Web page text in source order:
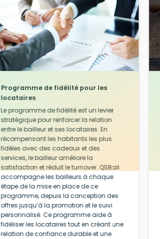
Programme de fidélité pour les
locataires
Le programme de fidélité est un levier
stratégique pour renforcer la relation
entre le bailleur et ses locataires. En
récompensant les habitants les plus
fidèles avec des cadeaux et des
services, le bailleur améliore la
satisfaction et réduit le turnover. QSBail
accompagne les bailleurs à chaque
étape de la mise en place de ce
programme, depuis la conception des
offres jusqu’à la promotion et le suivi
personnalisé. Ce programme aide à
fidéliser les locataires tout en créant une
relation de confiance durable et une